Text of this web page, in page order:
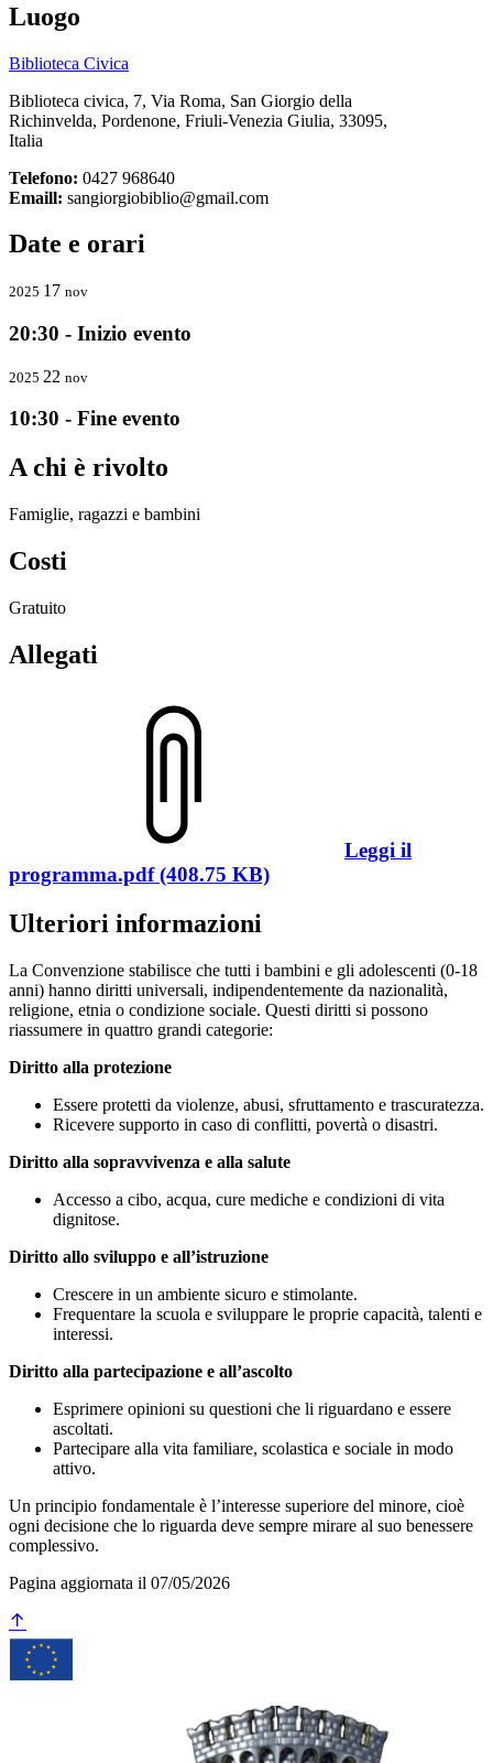
Luogo
Biblioteca Civica
Biblioteca civica, 7, Via Roma, San Giorgio della
Richinvelda, Pordenone, Friuli-Venezia Giulia, 33095,
Italia
Telefono: 0427 968640
Emaill: sangiorgiobiblio@gmail.com
Date e orari
2025 17 nov
20:30 - Inizio evento
2025 22 nov
10:30 - Fine evento
A chi è rivolto
Famiglie, ragazzi e bambini
Costi
Gratuito
Allegati
Leggi il
programma.pdf (408.75 KB)
Ulteriori informazioni
La Convenzione stabilisce che tutti i bambini e gli adolescenti (0-18
anni) hanno diritti universali, indipendentemente da nazionalità,
religione, etnia o condizione sociale. Questi diritti si possono
riassumere in quattro grandi categorie:
Diritto alla protezione
Essere protetti da violenze, abusi, sfruttamento e trascuratezza.
Ricevere supporto in caso di conflitti, povertà o disastri.
Diritto alla sopravvivenza e alla salute
Accesso a cibo, acqua, cure mediche e condizioni di vita
dignitose.
Diritto allo sviluppo e all’istruzione
Crescere in un ambiente sicuro e stimolante.
Frequentare la scuola e sviluppare le proprie capacità, talenti e
interessi.
Diritto alla partecipazione e all’ascolto
Esprimere opinioni su questioni che li riguardano e essere
ascoltati.
Partecipare alla vita familiare, scolastica e sociale in modo
attivo.
Un principio fondamentale è l’interesse superiore del minore, cioè
ogni decisione che lo riguarda deve sempre mirare al suo benessere
complessivo.
Pagina aggiornata il 07/05/2026